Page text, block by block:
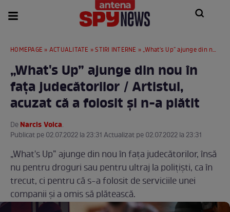
HOMEPAGE » ACTUALITATE »STIRI INTERNE » „What's Up” ajunge din nou în fața judecătorilor / Artistul, acuzat că a folosit și n-a plătit
„What's Up” ajunge din nou în
fața judecătorilor / Artistul,
acuzat că a folosit și n-a plătit
DeNarcis Voica.
Publicat pe 02.07.2022 la 23:31 Actualizat pe 02.07.2022 la 23:31
„What's Up” ajunge din nou în fața judecătorilor, însă
nu pentru droguri sau pentru ultraj la polițiști, ca în
trecut, ci pentru că s-a folosit de serviciile unei
companii și a omis să plătească.